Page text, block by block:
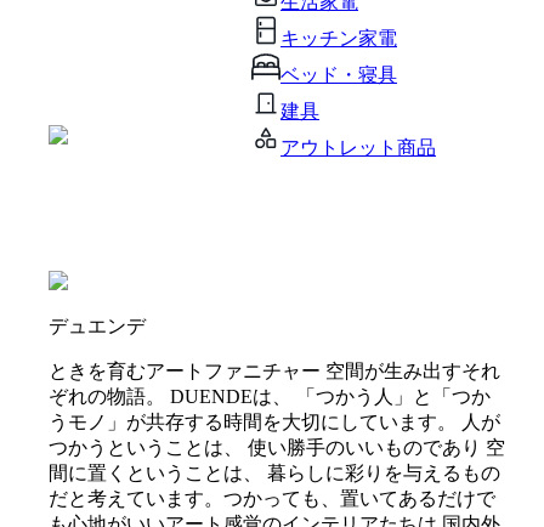
キッチン家電
ベッド・寝具
建具
アウトレット商品
デュエンデ
ときを育むアートファニチャー 空間が生み出すそれ
ぞれの物語。 DUENDEは、 「つかう人」と「つか
うモノ」が共存する時間を大切にしています。 人が
つかうということは、 使い勝手のいいものであり 空
間に置くということは、 暮らしに彩りを与えるもの
だと考えています。つかっても、置いてあるだけで